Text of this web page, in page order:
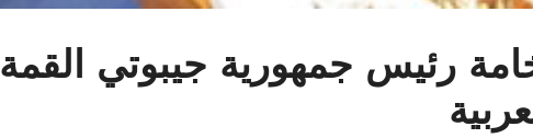
رئيس جمهورية جيبوتي القمة